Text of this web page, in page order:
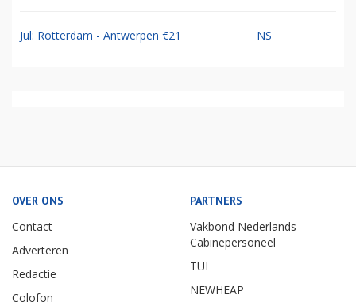
Jul: Rotterdam - Antwerpen €21 NS
OVER ONS
Contact
Adverteren
Redactie
Colofon
PARTNERS
Vakbond Nederlands
Cabinepersoneel
TUI
NEWHEAP